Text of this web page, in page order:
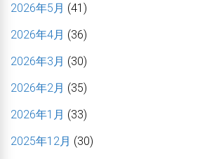
2026年5月 (41)
2026年4月 (36)
2026年3月 (30)
2026年2月 (35)
2026年1月 (33)
2025年12月 (30)